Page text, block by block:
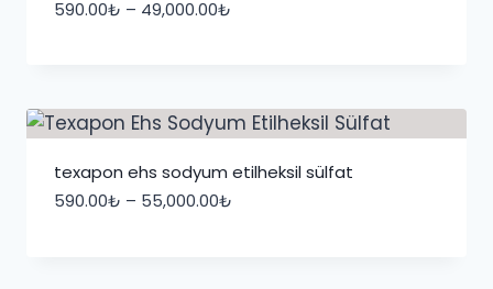
590.00₺ – 49,000.00₺Fiyat
49,000.00₺
texapon ehs sodyum etilheksil sülfat
590.00₺ – 55,000.00₺Fiyat